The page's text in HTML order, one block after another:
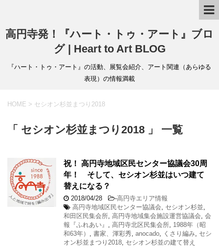
高円寺発！『ハート・トゥ・アート』ブロ
グ | Heart to Art BLOG
『ハート・トゥ・アート』の活動、展覧会紹介、アート関連（あらゆる
表現）の情報満載
HOME > セシオン杉並まつり2018
「 セシオン杉並まつり2018 」 一覧
祝！ 高円寺地域区民センター協議会30周
年！ そして、セシオン杉並はいつ建て
替えになる？
2018/04/28 -高円寺エリア情報
高円寺地域区民センター協議会
セシオン杉並
和田区民集会所 高円寺地域集会施設運営協議会 会
報『ふれあい』
高円寺北区民集会所 1988年（昭
和63年）
書家、渾彩秀 anocado くさり編み セシ
オン杉並まつり2018 セシオン杉並の建て替え